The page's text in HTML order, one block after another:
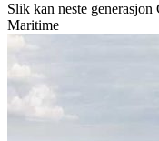
Slik kan neste
Maritime